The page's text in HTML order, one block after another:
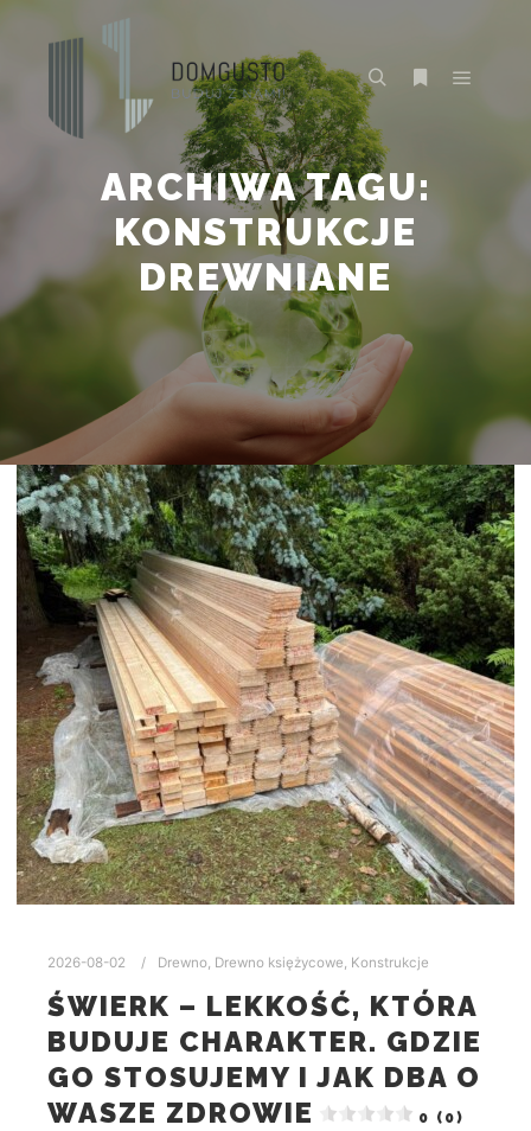
ARCHIWA TAGU:
KONSTRUKCJE
DREWNIANE
2026-08-02 Drewno, Drewno księżycowe, Konstrukcje
ŚWIERK – LEKKOŚĆ, KTÓRA
BUDUJE CHARAKTER. GDZIE
GO STOSUJEMY I JAK DBA O
WASZE ZDROWIE
0 (0)